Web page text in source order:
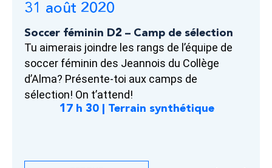
31 août 2020
Soccer féminin D2 – Camp de sélection
Tu aimerais joindre les rangs de l’équipe de
soccer féminin des Jeannois du Collège
d’Alma? Présente-toi aux camps de
sélection! On t’attend!
17 h 30 | Terrain synthétique